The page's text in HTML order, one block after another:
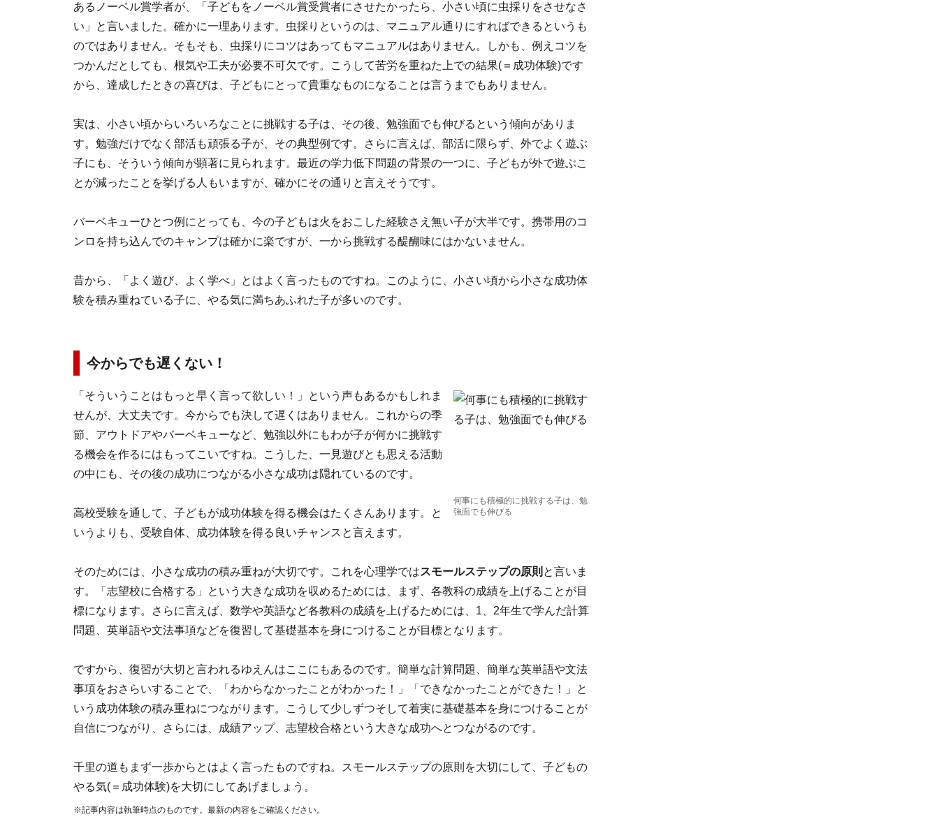
あるノーベル賞学者が、「子どもをノーベル賞受賞者にさせたかったら、小さい頃に虫採りをさせなさ
い」と言いました。確かに一理あります。虫採りというのは、マニュアル通りにすればできるというも
のではありません。そもそも、虫採りにコツはあってもマニュアルはありません。しかも、例えコツを
つかんだとしても、根気や工夫が必要不可欠です。こうして苦労を重ねた上での結果(＝成功体験)です
から、達成したときの喜びは、子どもにとって貴重なものになることは言うまでもありません。
実は、小さい頃からいろいろなことに挑戦する子は、その後、勉強面でも伸びるという傾向がありま
す。勉強だけでなく部活も頑張る子が、その典型例です。さらに言えば、部活に限らず、外でよく遊ぶ
子にも、そういう傾向が顕著に見られます。最近の学力低下問題の背景の一つに、子どもが外で遊ぶこ
とが減ったことを挙げる人もいますが、確かにその通りと言えそうです。
バーベキューひとつ例にとっても、今の子どもは火をおこした経験さえ無い子が大半です。携帯用のコ
ンロを持ち込んでのキャンプは確かに楽ですが、一から挑戦する醍醐味にはかないません。
昔から、「よく遊び、よく学べ」とはよく言ったものですね。このように、小さい頃から小さな成功体
験を積み重ねている子に、やる気に満ちあふれた子が多いのです。
今からでも遅くない！
何事にも積極的に挑戦する子は、勉
強面でも伸びる
「そういうことはもっと早く言って欲しい！」という声もあるかもしれま
せんが、大丈夫です。今からでも決して遅くはありません。これからの季
節、アウトドアやバーベキューなど、勉強以外にもわが子が何かに挑戦す
る機会を作るにはもってこいですね。こうした、一見遊びとも思える活動
の中にも、その後の成功につながる小さな成功は隠れているのです。
高校受験を通して、子どもが成功体験を得る機会はたくさんあります。と
いうよりも、受験自体、成功体験を得る良いチャンスと言えます。
そのためには、小さな成功の積み重ねが大切です。これを心理学ではスモールステップの原則 と言いま
す。「志望校に合格する」という大きな成功を収めるためには、まず、各教科の成績を上げることが目
標になります。さらに言えば、数学や英語など各教科の成績を上げるためには、1、2年生で学んだ計算
問題、英単語や文法事項などを復習して基礎基本を身につけることが目標となります。
ですから、復習が大切と言われるゆえんはここにもあるのです。簡単な計算問題、簡単な英単語や文法
事項をおさらいすることで、「わからなかったことがわかった！」「できなかったことができた！」と
いう成功体験の積み重ねにつながります。こうして少しずつそして着実に基礎基本を身につけることが
自信につながり、さらには、成績アップ、志望校合格という大きな成功へとつながるのです。
千里の道もまず一歩からとはよく言ったものですね。スモールステップの原則を大切にして、子どもの
やる気(＝成功体験)を大切にしてあげましょう。
※記事内容は執筆時点のものです。最新の内容をご確認ください。